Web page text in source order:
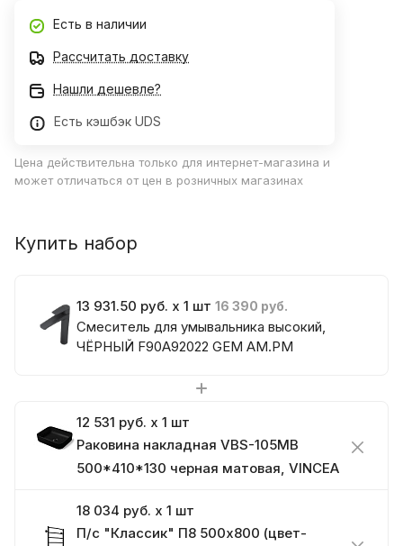
Есть в наличии
Рассчитать доставку
Нашли дешевле?
Есть кэшбэк UDS
Цена действительна только для интернет-магазина и
может отличаться от цен в розничных магазинах
Купить набор
13 931.50 руб. x 1 шт 16 390 руб.
Смеситель для умывальника высокий,
ЧЁРНЫЙ F90A92022 GEM AM.PM
Раковина накладная VBS-105MB
500*410*130 черная матовая, VINCEA
12 531 руб. x 1 шт
П/с "Классик" П8 500х800 (цвет-
18 034 руб. x 1 шт